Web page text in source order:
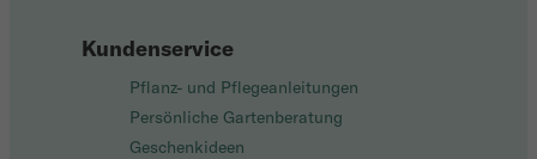
Kundenservice
Pflanz- und Pflegeanleitungen
Persönliche Gartenberatung
Geschenkideen